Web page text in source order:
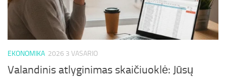
EKONOMIKA 2026 3 VASARIO
Valandinis atlyginimas skaičiuoklė: Jūsų